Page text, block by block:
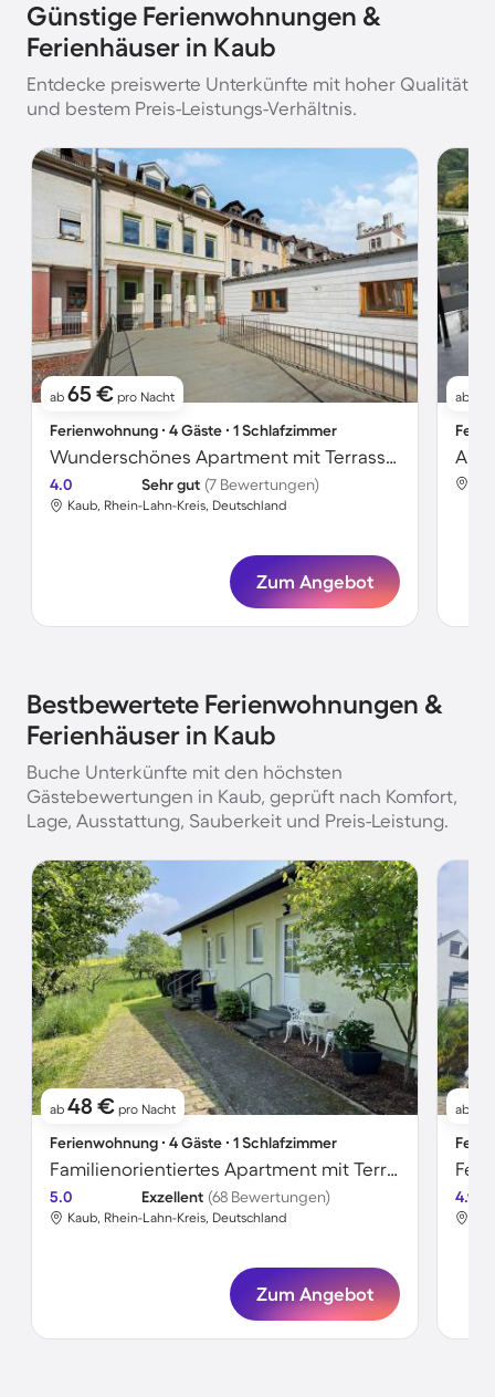
Günstige Ferienwohnungen &
Ferienhäuser in Kaub
Entdecke preiswerte Unterkünfte mit hoher Qualität
und bestem Preis-Leistungs-Verhältnis.
ab 65 € pro Nacht
Ferienwohnung ∙ 4 Gäste ∙ 1 Schlafzimmer
Wunderschönes Apartment mit Terrasse | Nah am Strand | Haustiere sind willkommen
4.0 Sehr gut (7 Bewertungen)
Kaub, Rhein-Lahn-Kreis, Deutschland
Zum Angebot
ab
Bestbewertete Ferienwohnungen &
Ferienhäuser in Kaub
Buche Unterkünfte mit den höchsten
Gästebewertungen in Kaub, geprüft nach Komfort,
Lage, Ausstattung, Sauberkeit und Preis-Leistung.
ab 48 € pro Nacht
Ferienwohnung ∙ 4 Gäste ∙ 1 Schlafzimmer
Familienorientiertes Apartment mit Terrasse, Grill und Garten | Naturblick | Haustierfreundlich
5.0 Exzellent (68 Bewertungen)
Kaub, Rhein-Lahn-Kreis, Deutschland
Zum Angebot
ab
4.9